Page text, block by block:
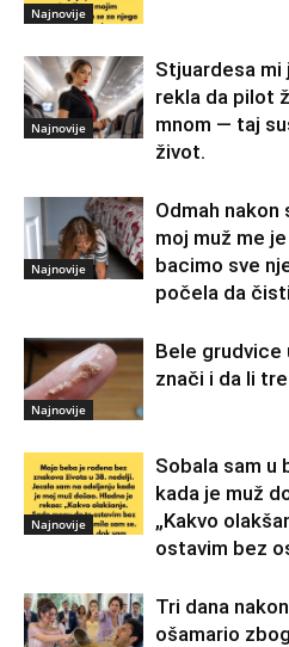
Najnovije
Najnovije
Stjuardesa
rekla da pilot
mnom — taj
život.
Najnovije
Odmah nakon
moj muž me
bacimo sve
počela da
Najnovije
Bele
znači i da li
Najnovije
Sobala sam u
kada je muž
„Kakvo
ostavim bez
Tri dana
ošamario